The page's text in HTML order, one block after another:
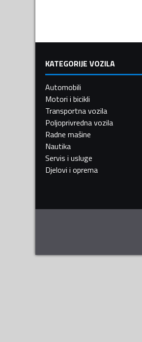
KATEGORIJE VOZILA
Automobili
Motori i bicikli
Transportna vozila
Poljoprivredna vozila
Radne mašine
Nautika
Servis i usluge
Djelovi i oprema